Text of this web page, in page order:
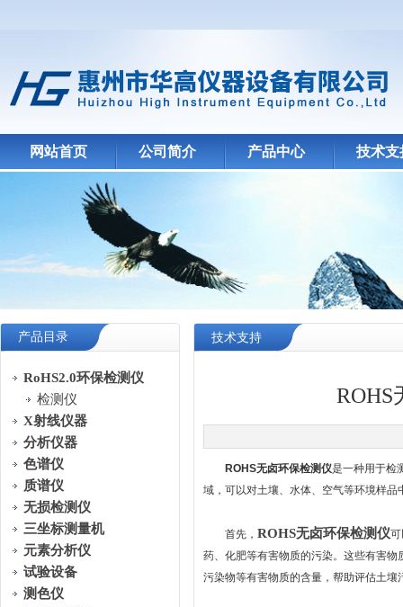
网站首页 公司简介 产品中心 技术支
产品目录
RoHS2.0环保检测仪
检测仪
X射线仪器
分析仪器
色谱仪
质谱仪
无损检测仪
三坐标测量机
元素分析仪
试验设备
测色仪
技术支持
ROHS无卤环保检测仪是一种用于检
域，可以对土壤、水体、空气等环境样
首先， ROHS无卤环保检测仪
药、化肥等有害物质的污染。这些有害
污染物等有害物质的含量，帮助评估土